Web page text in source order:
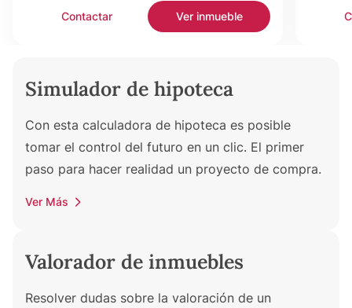
Contactar Ver inmueble
Simulador de hipoteca
Con esta calculadora de hipoteca es posible
tomar el control del futuro en un clic. El primer
paso para hacer realidad un proyecto de compra.
Ver Más
Valorador de inmuebles
Resolver dudas sobre la valoración de un